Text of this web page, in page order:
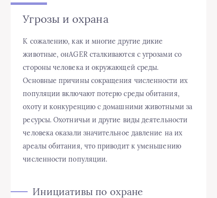
Угрозы и охрана
К сожалению, как и многие другие дикие
животные, онAGER сталкиваются с угрозами со
стороны человека и окружающей среды.
Основные причины сокращения численности их
популяции включают потерю среды обитания,
охоту и конкуренцию с домашними животными за
ресурсы. Охотничьи и другие виды деятельности
человека оказали значительное давление на их
ареалы обитания, что приводит к уменьшению
численности популяции.
Инициативы по охране